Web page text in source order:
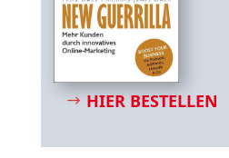
HIER BESTELLEN